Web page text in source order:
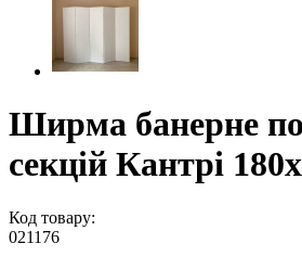
Ширма банерне
секцій Кантрі
Код товару:
021176